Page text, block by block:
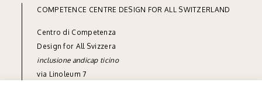
COMPETENCE CENTRE DESIGN FOR ALL SWITZERLAND
Centro di Competenza
Design for All Svizzera
inclusione andicap ticino
via Linoleum 7